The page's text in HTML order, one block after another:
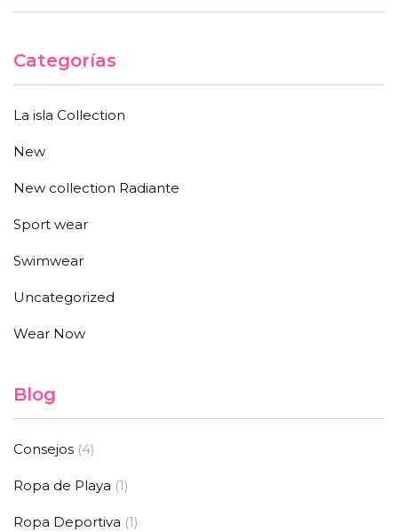
Categorías
La isla Collection
New
New collection Radiante
Sport wear
Swimwear
Uncategorized
Wear Now
Blog
Consejos (4)
Ropa de Playa (1)
Ropa Deportiva (1)